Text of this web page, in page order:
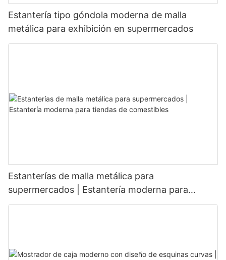
Estantería tipo góndola moderna de malla
metálica para exhibición en supermercados
Estanterías de malla metálica para
supermercados | Estantería moderna para
tiendas de comestibles